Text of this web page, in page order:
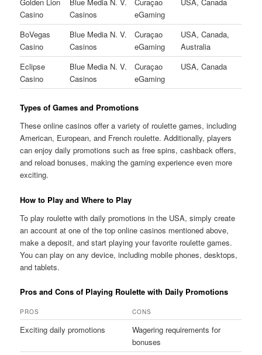
Casino
Casinos
eGaming
BoVegas
Casino
Blue Media N. V.
Casinos
Curaçao
eGaming
USA, Canada,
Australia
Eclipse
Casino
Blue Media N. V.
Casinos
Curaçao
eGaming
USA, Canada
Types of Games and Promotions
These online casinos offer a variety of roulette games, including
American, European, and French roulette. Additionally, players
can enjoy daily promotions such as free spins, cashback offers,
and reload bonuses, making the gaming experience even more
exciting.
How to Play and Where to Play
To play roulette with daily promotions in the USA, simply create
an account at one of the top online casinos mentioned above,
make a deposit, and start playing your favorite roulette games.
You can play on any device, including mobile phones, desktops,
and tablets.
Pros and Cons of Playing Roulette with Daily Promotions
PROS CONS
Exciting daily promotions
Wagering requirements for
bonuses